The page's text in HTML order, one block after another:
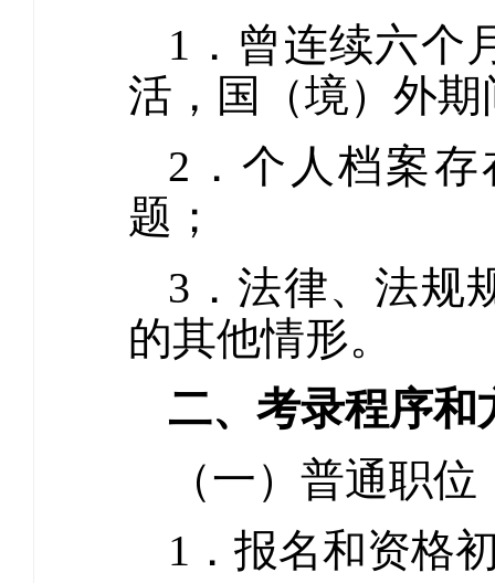
1．曾连续六个
活，国（境）外
2．个人档案
题；
3．法律、法规
的其他情形。
二、考录程序和
（一）普通职
1．报名和资格